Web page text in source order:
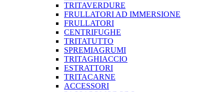
TRITAVERDURE
FRULLATORI AD IMMERSIONE
FRULLATORI
CENTRIFUGHE
TRITATUTTO
SPREMIAGRUMI
TRITAGHIACCIO
ESTRATTORI
TRITACARNE
ACCESSORI